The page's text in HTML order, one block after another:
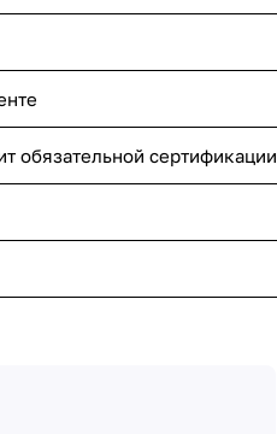
обязательной сертификации